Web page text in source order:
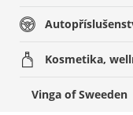
Kosmetika,
Vinga of Sweeden